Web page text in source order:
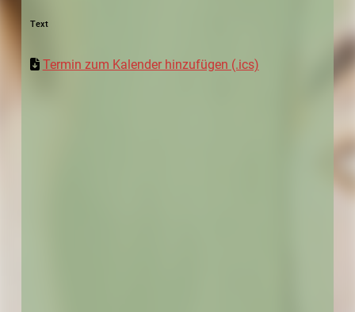
Text
Termin zum Kalender hinzufügen (.ics)